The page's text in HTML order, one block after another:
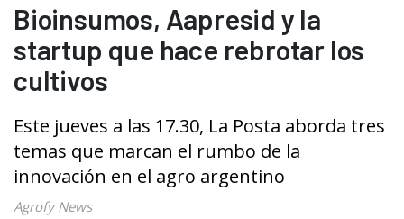
Bioinsumos, Aapresid y la
startup que hace rebrotar los
cultivos
Este jueves a las 17.30, La Posta aborda tres
temas que marcan el rumbo de la
innovación en el agro argentino
Agrofy News